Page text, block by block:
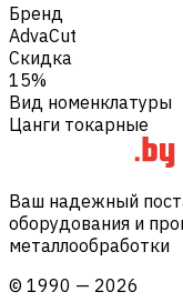
Бренд
AdvaCut
Скидка
15%
Вид номенклатуры
Цанги токарные
Ваш надежный
оборудования и
металлообработки
© 1990 — 2026